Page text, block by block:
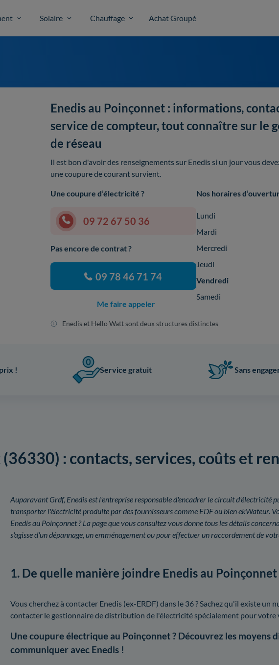
Solaire Chauffage Achat Groupé
Enedis au Poinçonnet : informations,
service de compteur, tout connaître sur le
de réseau
Il est bon d'avoir des renseignements sur Enedis si un jour vous
une coupure de courant survient.
Une coupure d’électricité ?
09 72 67 50 36
Pas encore de contrat ?
09 78 46 71 74
Me faire appeler
Nos horaires
Lundi
Mardi
Mercredi
Jeudi
Vendredi
Samedi
Enedis et Hello Watt sont deux structures distinctes
! Service gratuit Sans
: contacts, services, coûts et
Auparavant Grdf, Enedis est l'entreprise responsable d'encadrer le circuit d'électricité
transporter l'électricité produite par des fournisseurs comme EDF ou bien ekWateur.
Enedis au Poinçonnet ? La page que vous consultez vous donne tous les détails
s'agisse d'un dépannage, un emménagement ou pour effectuer un raccordement de
1. De quelle manière joindre Enedis au Poinçonnet
Vous cherchez à contacter Enedis (ex-ERDF) dans le 36 ? Sachez qu'il existe un
contacter le gestionnaire de distribution de l'électricité spécialement pour votre
Une coupure électrique au Poinçonnet ? Découvrez les moyens
communiquer avec Enedis !